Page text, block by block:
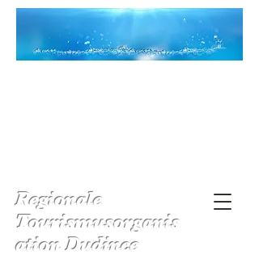
Regionale
Tourismusorganis
ation Dudince